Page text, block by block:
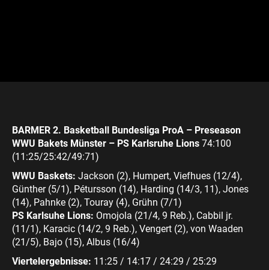
BARMER 2. Basketball Bundesliga ProA – Preseason
WWU Bakets Münster – PS Karlsruhe Lions 74:100
(11:25/25:42/49:71)
WWU Baskets: Jackson (2), Humpert, Viefhues (12/4),
Günther (5/1), Pétursson (14), Harding (14/3, 11), Jones
(14), Pahnke (2), Touray (4), Grühn (7/1)
PS Karlsuhe Lions: Omojola (21/4, 9 Reb.), Cabbil jr.
(11/1), Karacic (14/2, 9 Reb.), Vengert (2), von Waaden
(21/5), Bajo (15), Albus (16/4)
Viertelergebnisse: 11:25 / 14:17 / 24:29 / 25:29